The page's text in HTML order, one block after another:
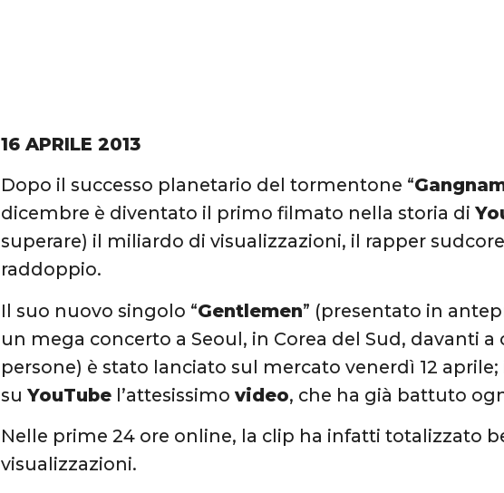
16 APRILE 2013
Dopo il successo planetario del tormentone “
dicembre è diventato il primo filmato nella storia di
superare) il miliardo di visualizzazioni, il rapper
raddoppio.
Il suo nuovo singolo “Gentlemen” (presentato in
un mega concerto a Seoul, in Corea del Sud, davanti
persone) è stato lanciato sul mercato venerdì 12
suYouTube l’attesissimovideo, che ha già battuto
Nelle prime 24 ore online, la clip ha infatti totalizzato
visualizzazioni.